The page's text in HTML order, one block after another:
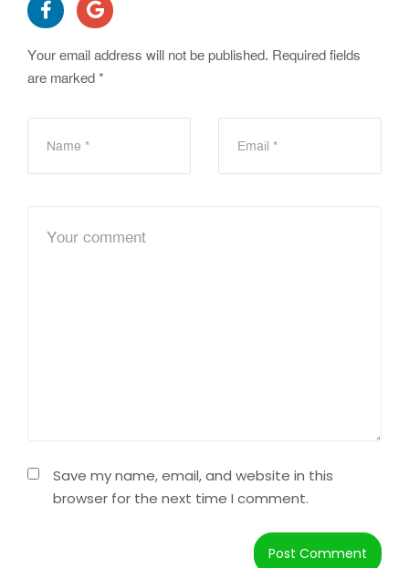
Your email address will not be published. Required fields
are marked *
Save my name, email, and website in this
browser for the next time I comment.